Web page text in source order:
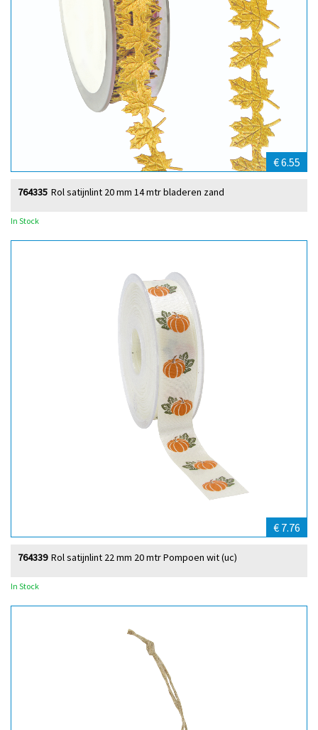
€ 6.55
Rol satijnlint 20 mm 14 mtr bladeren zand
764335
In Stock
€ 7.76
Rol satijnlint 22 mm 20 mtr Pompoen wit (uc)
764339
In Stock